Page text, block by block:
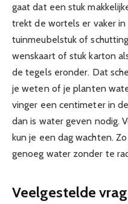
gaat dat een stuk
trekt de wortels er vaker
tuinmeubelstuk of
wenskaart of stuk karton
de tegels eronder. Dat
je weten of je planten
vinger een centimeter in
dan is water geven nodig.
kun je een dag wachten.
genoeg water zonder te
Veelgestelde